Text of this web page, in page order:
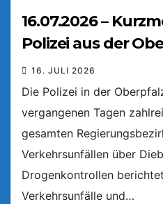
16.07.2026 –
Polizei aus der
16. JULI 2026
Die Polizei in der
vergangenen Tagen
gesamten
Verkehrsunfällen über
Drogenkontrollen
Verkehrsunfälle und…